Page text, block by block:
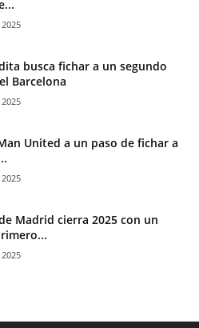
busca fichar a un segundo
Barcelona
United a un paso de fichar a
Madrid cierra 2025 con un